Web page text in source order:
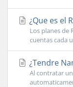
¿Que es el
Los planes de
cuentas cada
¿Tendre
Al contratar